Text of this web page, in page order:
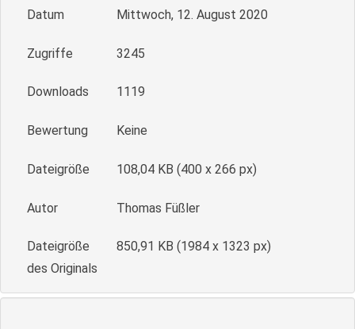
Datum Mittwoch, 12. August 2020
Zugriffe 3245
Downloads 1119
Bewertung Keine
Dateigröße 108,04 KB (400 x 266 px)
Autor Thomas Füßler
Dateigröße
des Originals
850,91 KB (1984 x 1323 px)